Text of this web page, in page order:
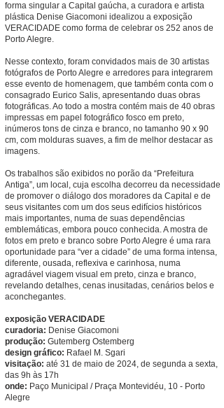
forma singular a Capital gaúcha, a curadora e artista
plástica Denise Giacomoni idealizou a exposição
VERACIDADE como forma de celebrar os 252 anos de
Porto Alegre.
Nesse contexto, foram convidados mais de 30 artistas
fotógrafos de Porto Alegre e arredores para integrarem
esse evento de homenagem, que também conta com o
consagrado Eurico Salis, apresentando duas obras
fotográficas. Ao todo a mostra contém mais de 40 obras
impressas em papel fotográfico fosco em preto,
inúmeros tons de cinza e branco, no tamanho 90 x 90
cm, com molduras suaves, a fim de melhor destacar as
imagens.
Os trabalhos são exibidos no porão da “Prefeitura
Antiga”, um local, cuja escolha decorreu da necessidade
de promover o diálogo dos moradores da Capital e de
seus visitantes com um dos seus edifícios históricos
mais importantes, numa de suas dependências
emblemáticas, embora pouco conhecida. A mostra de
fotos em preto e branco sobre Porto Alegre é uma rara
oportunidade para “ver a cidade” de uma forma intensa,
diferente, ousada, reflexiva e carinhosa, numa
agradável viagem visual em preto, cinza e branco,
revelando detalhes, cenas inusitadas, cenários belos e
aconchegantes.
exposição VERACIDADE
curadoria: Denise Giacomoni
produção: Gutemberg Ostemberg
design gráfico: Rafael M. Sgari
visitação: até 31 de maio de 2024, de segunda a sexta,
das 9h às 17h
onde: Paço Municipal / Praça Montevidéu, 10 - Porto
Alegre